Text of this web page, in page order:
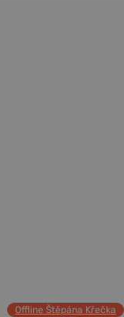
Offline Štěpána Křečka